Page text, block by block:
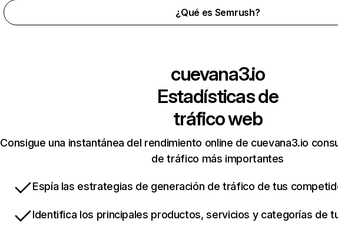
¿Qué es Semrush?
cuevana3.io
Estadísticas de
tráfico web
Consigue una instantánea del rendimiento online de cuevana3.io
de tráfico más importantes
Espía las estrategias de generación de tráfico de tus
Identifica los principales productos, servicios y categorías de